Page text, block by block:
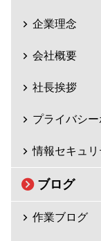
企業理念
会社概要
社長挨拶
プライバシ
情報セキュ
ブログ
作業ブログ